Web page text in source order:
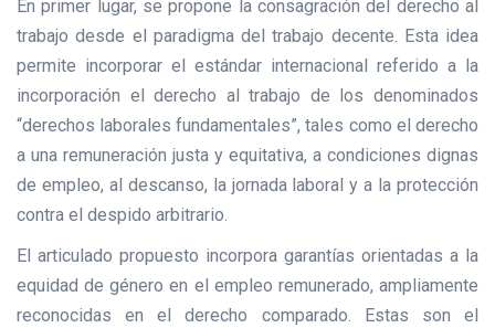
En primer lugar, se propone la consagración del derecho al
trabajo desde el paradigma del trabajo decente. Esta idea
permite incorporar el estándar internacional referido a la
incorporación el derecho al trabajo de los denominados
“derechos laborales fundamentales”, tales como el derecho
a una remuneración justa y equitativa, a condiciones dignas
de empleo, al descanso, la jornada laboral y a la protección
contra el despido arbitrario.
El articulado propuesto incorpora garantías orientadas a la
equidad de género en el empleo remunerado, ampliamente
reconocidas en el derecho comparado. Estas son el